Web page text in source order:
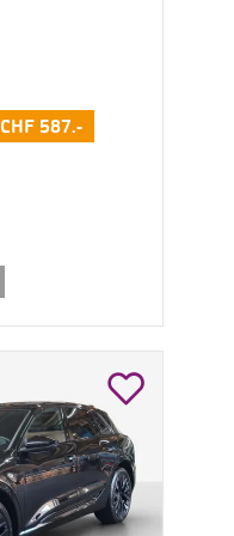
CHF 587.-